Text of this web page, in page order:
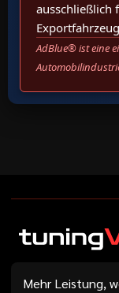
ausschließlich
AdBlue® ist eine
Automobilindustrie
Mehr Leistung,